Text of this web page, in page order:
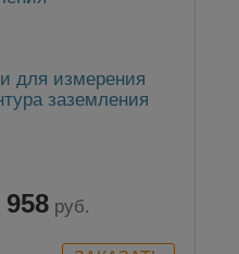
для измерения
заземления
958 руб.